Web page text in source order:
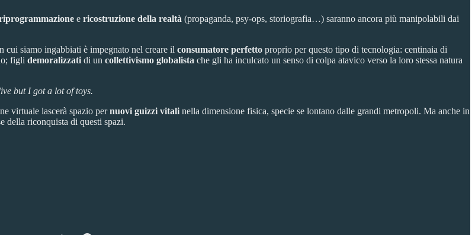
e ricostruzione della realtà (propaganda, psy-ops, storiografia…) saranno ancora più manipolabili dai
cui siamo ingabbiati è impegnato nel creare il consumatore perfetto proprio per questo tipo di tecnologia: centinaia di
figli demoralizzati di un collettivismo globalista che gli ha inculcato un senso di colpa atavico verso la loro stessa natura
but I got a lot of toys.
virtuale lascerà spazio pernuovi guizzi vitali nella dimensione fisica, specie se lontano dalle grandi metropoli. Ma anche in
della riconquista di questi spazi.